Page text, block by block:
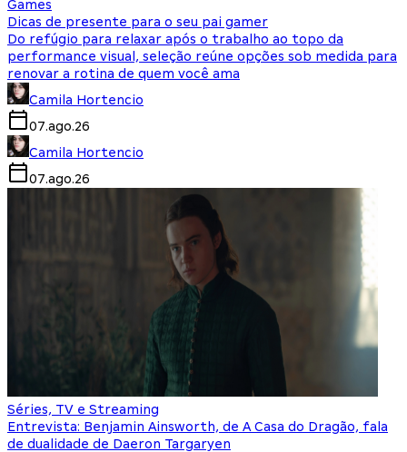
Games
Dicas de presente para o seu pai gamer
Do refúgio para relaxar após o trabalho ao topo da
performance visual, seleção reúne opções sob medida para
renovar a rotina de quem você ama
Camila Hortencio
07.ago.26
Camila Hortencio
07.ago.26
Séries, TV e Streaming
Entrevista: Benjamin Ainsworth, de A Casa do Dragão, fala
de dualidade de Daeron Targaryen